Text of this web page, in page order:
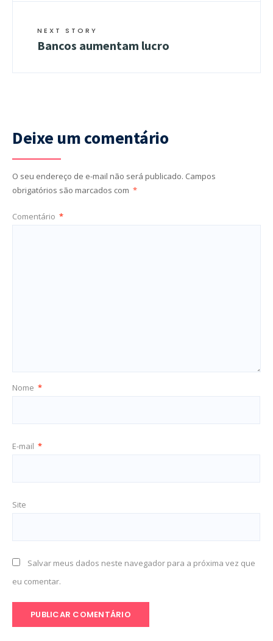
NEXT STORY
Bancos aumentam lucro
Deixe um comentário
O seu endereço de e-mail não será publicado. Campos
obrigatórios são marcados com *
Comentário *
Nome *
E-mail *
Site
Salvar meus dados neste navegador para a próxima vez que
eu comentar.